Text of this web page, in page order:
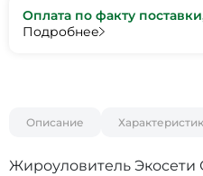
Оплата по факту
Подробнее
Описание
Жироуловитель Экосети